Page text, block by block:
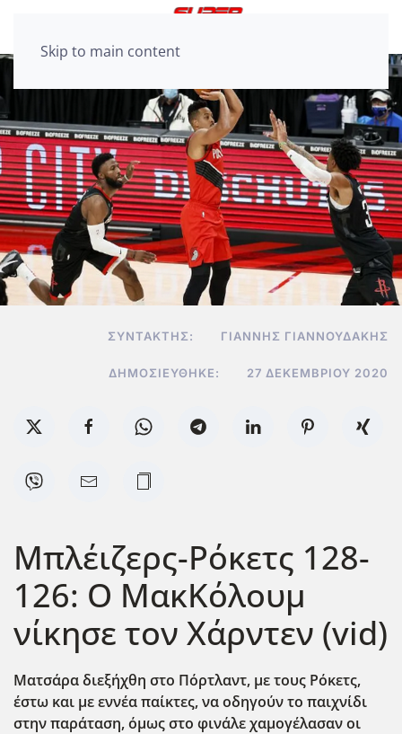
Skip to main content
ΣΥΝΤΆΚΤΗΣ: ΓΙΆΝΝΗΣ ΓΙΑΝΝΟΥΔΆΚΗΣ
ΔΗΜΟΣΙΕΎΘΗΚΕ: 27 ΔΕΚΕΜΒΡΊΟΥ 2020
Μπλέιζερς-Ρόκετς 128-
126: Ο ΜακΚόλουμ
νίκησε τον Χάρντεν (vid)
Ματσάρα διεξήχθη στο Πόρτλαντ, με τους Ρόκετς,
έστω και με εννέα παίκτες, να οδηγούν το παιχνίδι
στην παράταση, όμως στο φινάλε χαμογέλασαν οι